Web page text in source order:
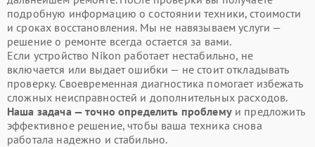
подробную информацию о состоянии техники, стоимости
и сроках восстановления. Мы не навязываем услуги —
решение о ремонте всегда остается за вами.
Если устройство Nikon работает нестабильно, не
включается или выдает ошибки — не стоит откладывать
проверку. Своевременная диагностика помогает избежать
сложных неисправностей и дополнительных расходов.
Наша задача — точно определить проблемуи предложить
эффективное решение, чтобы ваша техника снова
работала надежно и стабильно.